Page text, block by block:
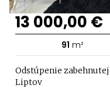
13 000,00 €
91 m²
Odstúpenie
Liptov